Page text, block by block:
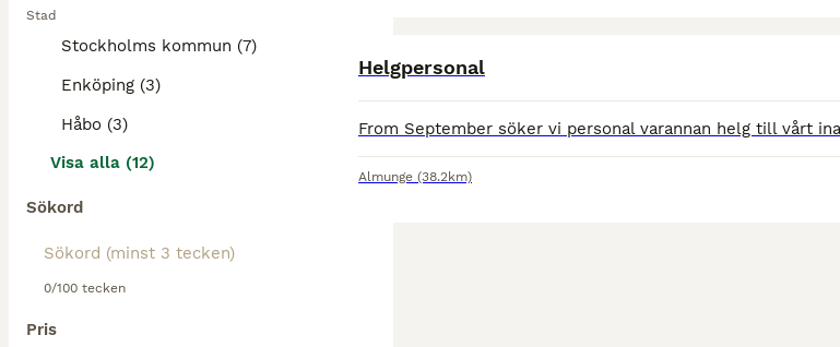
Stad
Stockholms kommun (7)
Enköping (3)
Håbo (3)
Visa alla (12)
Sökord
0/100 tecken
Pris
Helgpersonal
Almunge (38.2km)